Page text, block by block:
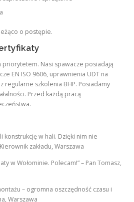
o postępie.
Nasi spawacze posiadają
EN ISO 9606, uprawnienia UDT na
regularne szkolenia BHP. Posiadamy
Przed każdą pracą
konstrukcję w hali. Dzięki nim nie
zakładu, Warszawa
w Wołominie. Polecam!” – Pan Tomasz,
– ogromna oszczędność czasu i
Warszawa